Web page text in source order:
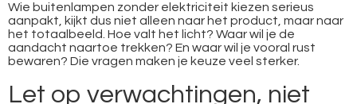
Wie buitenlampen zonder elektriciteit kiezen serieus
aanpakt, kijkt dus niet alleen naar het product, maar naar
het totaalbeeld. Hoe valt het licht? Waar wil je de
aandacht naartoe trekken? En waar wil je vooral rust
bewaren? Die vragen maken je keuze veel sterker.
Let op verwachtingen, niet